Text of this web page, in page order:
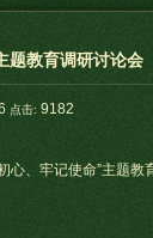
题教育调研讨论会
点击: 9182
心、牢记使命”主题教